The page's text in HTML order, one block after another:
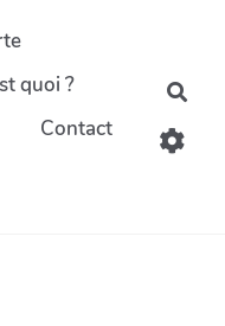
quoi ?
Contact